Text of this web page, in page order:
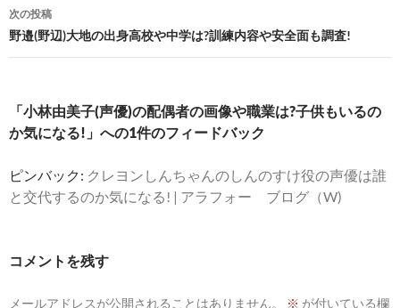
ビ
ゲ
シ
ョ
ン
次の投稿
野邉(野辺)大地の出身高校や中学は?訓練内容や安全面も調査!
「小林由美子(声優)の配偶者の画像や職業は?子供もいるの
か気になる!」への1件のフィードバック
ピンバック: クレヨンしんちゃんのしんのすけ役の声優は誰
と交代するのか気になる! | アラフォー ブログ（W)
コメントを残す
メールアドレスが公開されることはありません。 ※ が付いている欄